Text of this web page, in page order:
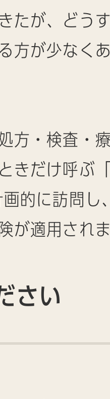
たが、ど
方が少なく
方・検査・
きだけ呼ぶ
的に訪問し
が適用されま
さい